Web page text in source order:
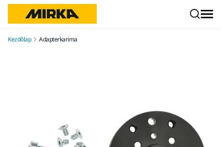
Kezdőlap Adapterkarima